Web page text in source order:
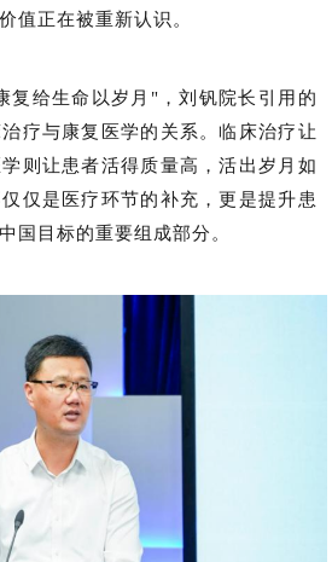
值正在被重新认识。
复给生命以岁月"，刘钒院长引用的
疗与康复医学的关系。临床治疗让
则让患者活得质量高，活出岁月如
仅是医疗环节的补充，更是提升患
国目标的重要组成部分。